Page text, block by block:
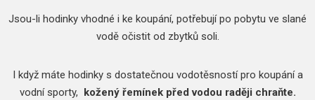
Jsou-li hodinky vhodné i ke koupání, potřebují po pobytu ve slané
vodě očistit od zbytků soli.
I když máte hodinky s dostatečnou vodotěsností pro koupání a
vodní sporty, kožený řemínek před vodou raději chraňte.